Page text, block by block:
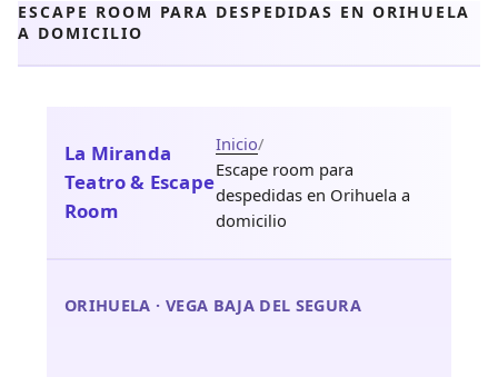
ESCAPE ROOM PARA DESPEDIDAS EN ORIHUELA
A DOMICILIO
La Miranda
Teatro & Escape
Room
Inicio/
Escape room para
despedidas en Orihuela a
domicilio
ORIHUELA · VEGA BAJA DEL SEGURA